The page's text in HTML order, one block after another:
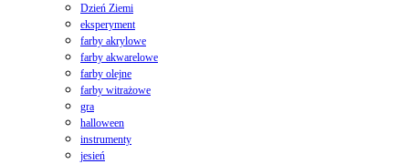
Dzień Ziemi
eksperyment
farby akrylowe
farby akwarelowe
farby olejne
farby witrażowe
gra
halloween
instrumenty
jesień